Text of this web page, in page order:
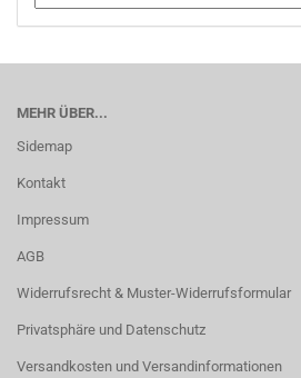
MEHR ÜBER...
Sidemap
Kontakt
Impressum
AGB
Widerrufsrecht & Muster-Widerrufsformular
Privatsphäre und Datenschutz
Versandkosten und Versandinformationen